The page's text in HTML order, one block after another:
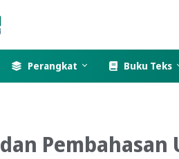
Perangkat Buku Teks
Pembahasan